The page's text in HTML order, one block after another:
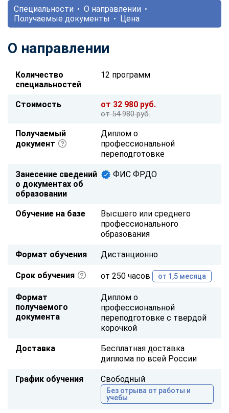
Специальности
О направлении
Получаемые документы
Цена
О направлении
Количество
специальностей
12 программ
Стоимость от 32 980 руб.
от 54 980 руб.
Получаемый
документ
Диплом о
профессиональной
переподготовке
Занесение сведений
о документах об
образовании
ФИС ФРДО
Обучение на базе
Высшего или среднего
профессионального
образования
Формат обучения Дистанционно
Срок обучения от 250 часов от 1,5 месяца
Формат
получаемого
документа
Диплом о
профессиональной
переподготовке с твердой
корочкой
Доставка
Бесплатная доставка
диплома по всей России
График обучения Свободный
Без отрыва от работы и
учебы